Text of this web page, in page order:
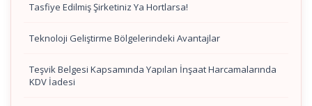
Tasfiye Edilmiş Şirketiniz Ya Hortlarsa!
Teknoloji Geliştirme Bölgelerindeki Avantajlar
Teşvik Belgesi Kapsamında Yapılan İnşaat Harcamalarında
KDV İadesi